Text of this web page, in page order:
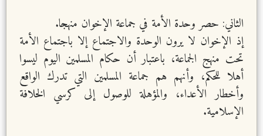
الثاني: حصر وحدة الأمة في جماعة الإخوان منهجا.
إذ الإخوان لا يرون الوحدة والاجتماع إلا باجتماع الأمة
تحت منهج الجماعة، باعتبار أن حكام المسلمين اليوم ليسوا
أهلا للحكم، وأنهم هم جماعة المسلمين التي تدرك الواقع
وأخطار الأعداء، والمؤهلة للوصول إلى كرسي الخلافة
الإسلامية.